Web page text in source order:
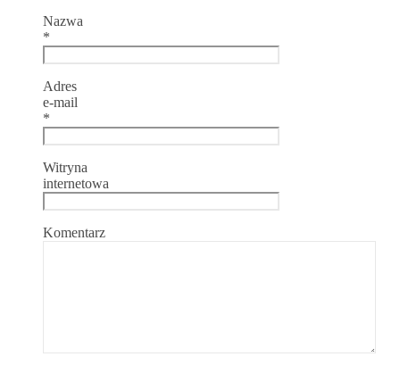
Nazwa
*
Adres
e-mail
*
Witryna
internetowa
Komentarz